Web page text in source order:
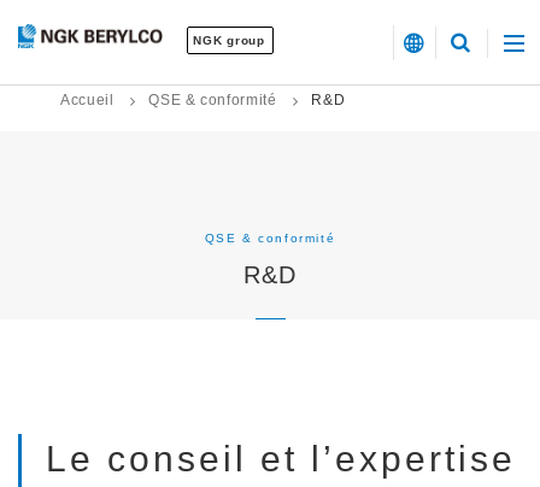
NGK group
Accueil QSE & conformité R&D
QSE & conformité
R&D
Le conseil et l’expertise